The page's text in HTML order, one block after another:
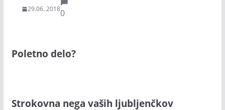
29.06. 20180
Poletno delo?
Strokovna nega vaših ljubljenčkov